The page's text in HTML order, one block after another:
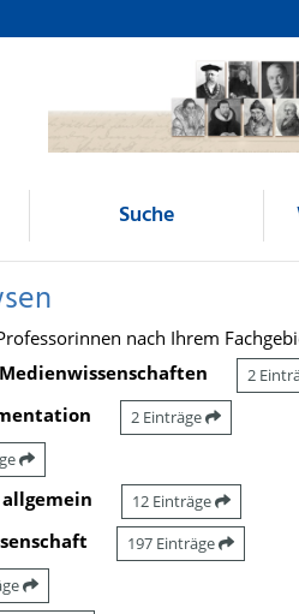
Suche
nach Ihrem
2
2 Einträge
12 Einträge
197 Einträge